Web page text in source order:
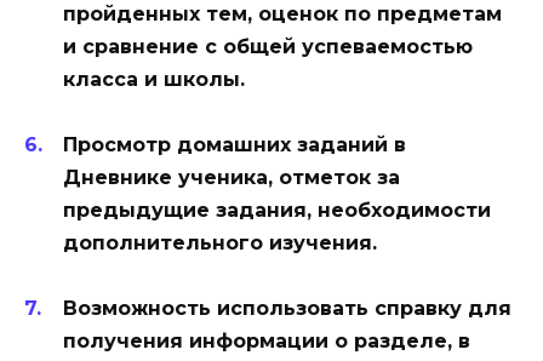
пройденных тем, оценок по предметам
и сравнение с общей успеваемостью
класса и школы.
Просмотр домашних заданий в
Дневнике ученика, отметок за
предыдущие задания, необходимости
дополнительного изучения.
Возможность использовать справку для
получения информации о разделе, в